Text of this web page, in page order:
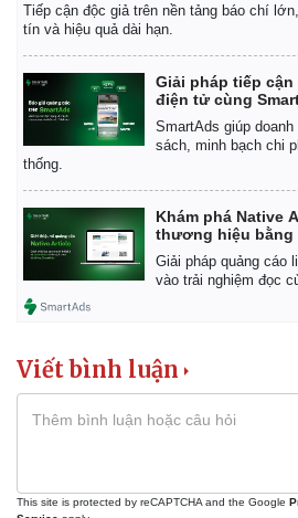
Tiếp cận độc giả trên nền tảng báo chí
tín và hiệu quả dài hạn.
Giải pháp tiếp
điện tử cùng
SmartAds giúp
sách, minh bạch chi
thống.
Khám phá Native
thương hiệu bằng
Giải pháp quảng cáo
vào trải nghiệm đọc
Viết bình luận
This site is protected by reCAPTCHA and the Google